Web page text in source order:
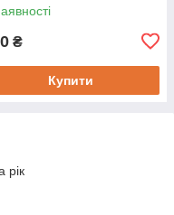
₴
Купити
рік